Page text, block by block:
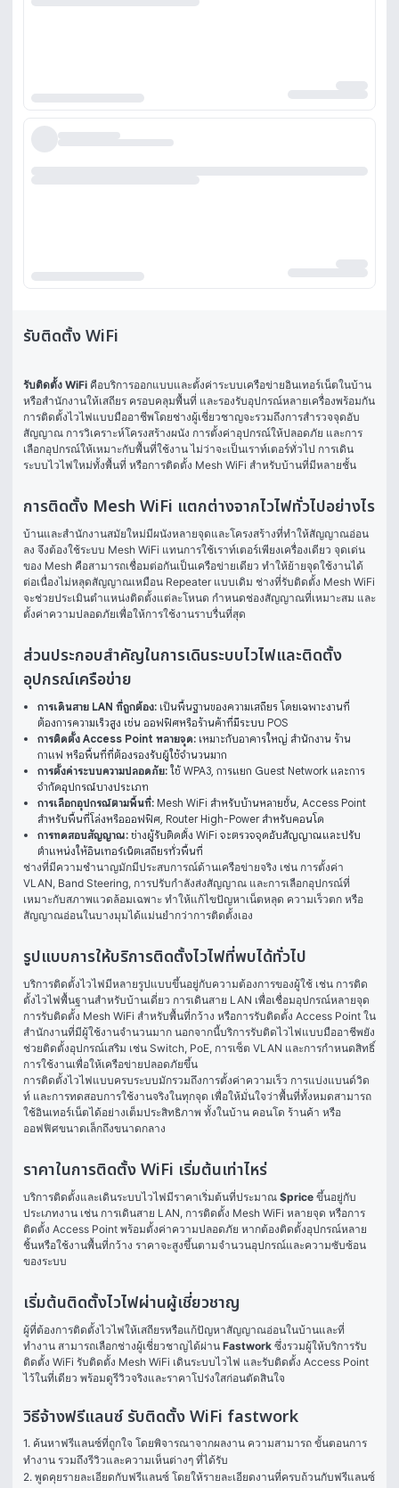
รับติดตั้ง WiFi
รับติดตั้ง WiFi คือบริการออกแบบและตั้งค่าระบบเครือข่ายอินเทอร์เน็ตในบ้าน
หรือสำนักงานให้เสถียร ครอบคลุมพื้นที่ และรองรับอุปกรณ์หลายเครื่องพร้อมกัน
การติดตั้งไวไฟแบบมืออาชีพโดยช่างผู้เชี่ยวชาญจะรวมถึงการสำรวจจุดอับ
สัญญาณ การวิเคราะห์โครงสร้างผนัง การตั้งค่าอุปกรณ์ให้ปลอดภัย และการ
เลือกอุปกรณ์ให้เหมาะกับพื้นที่ใช้งาน ไม่ว่าจะเป็นเราท์เตอร์ทั่วไป การเดิน
ระบบไวไฟใหม่ทั้งพื้นที่ หรือการติดตั้ง Mesh WiFi สำหรับบ้านที่มีหลายชั้น
การติดตั้ง Mesh WiFi แตกต่างจากไวไฟทั่วไปอย่างไร
บ้านและสำนักงานสมัยใหม่มีผนังหลายจุดและโครงสร้างที่ทำให้สัญญาณอ่อน
ลง จึงต้องใช้ระบบ Mesh WiFi แทนการใช้เราท์เตอร์เพียงเครื่องเดียว จุดเด่น
ของ Mesh คือสามารถเชื่อมต่อกันเป็นเครือข่ายเดียว ทำให้ย้ายจุดใช้งานได้
ต่อเนื่องไม่หลุดสัญญาณเหมือน Repeater แบบเดิม ช่างที่รับติดตั้ง Mesh WiFi
จะช่วยประเมินตำแหน่งติดตั้งแต่ละโหนด กำหนดช่องสัญญาณที่เหมาะสม และ
ตั้งค่าความปลอดภัยเพื่อให้การใช้งานราบรื่นที่สุด
ส่วนประกอบสำคัญในการเดินระบบไวไฟและติดตั้ง
อุปกรณ์เครือข่าย
การเดินสาย LAN ที่ถูกต้อง: เป็นพื้นฐานของความเสถียร โดยเฉพาะงานที่
ต้องการความเร็วสูง เช่น ออฟฟิศหรือร้านค้าที่มีระบบ POS
การติดตั้ง Access Point หลายจุด: เหมาะกับอาคารใหญ่ สำนักงาน ร้าน
กาแฟ หรือพื้นที่ที่ต้องรองรับผู้ใช้จำนวนมาก
การตั้งค่าระบบความปลอดภัย: ใช้ WPA3, การแยก Guest Network และการ
จำกัดอุปกรณ์บางประเภท
การเลือกอุปกรณ์ตามพื้นที่: Mesh WiFi สำหรับบ้านหลายชั้น, Access Point
สำหรับพื้นที่โล่งหรือออฟฟิศ, Router High-Power สำหรับคอนโด
การทดสอบสัญญาณ: ช่างผู้รับติดตั้ง WiFi จะตรวจจุดอับสัญญาณและปรับ
ตำแหน่งให้อินเทอร์เน็ตเสถียรทั่วพื้นที่
ช่างที่มีความชำนาญมักมีประสบการณ์ด้านเครือข่ายจริง เช่น การตั้งค่า
VLAN, Band Steering, การปรับกำลังส่งสัญญาณ และการเลือกอุปกรณ์ที่
เหมาะกับสภาพแวดล้อมเฉพาะ ทำให้แก้ไขปัญหาเน็ตหลุด ความเร็วตก หรือ
สัญญาณอ่อนในบางมุมได้แม่นยำกว่าการติดตั้งเอง
รูปแบบการให้บริการติดตั้งไวไฟที่พบได้ทั่วไป
บริการติดตั้งไวไฟมีหลายรูปแบบขึ้นอยู่กับความต้องการของผู้ใช้ เช่น การติด
ตั้งไวไฟพื้นฐานสำหรับบ้านเดี่ยว การเดินสาย LAN เพื่อเชื่อมอุปกรณ์หลายจุด
การรับติดตั้ง Mesh WiFi สำหรับพื้นที่กว้าง หรือการรับติดตั้ง Access Point ใน
สำนักงานที่มีผู้ใช้งานจำนวนมาก นอกจากนี้บริการรับติดไวไฟแบบมืออาชีพยัง
ช่วยติดตั้งอุปกรณ์เสริม เช่น Switch, PoE, การเซ็ต VLAN และการกำหนดสิทธิ์
การใช้งานเพื่อให้เครือข่ายปลอดภัยขึ้น
การติดตั้งไวไฟแบบครบระบบมักรวมถึงการตั้งค่าความเร็ว การแบ่งแบนด์วิด
ท์ และการทดสอบการใช้งานจริงในทุกจุด เพื่อให้มั่นใจว่าพื้นที่ทั้งหมดสามารถ
ใช้อินเทอร์เน็ตได้อย่างเต็มประสิทธิภาพ ทั้งในบ้าน คอนโด ร้านค้า หรือ
ออฟฟิศขนาดเล็กถึงขนาดกลาง
ราคาในการติดตั้ง WiFi เริ่มต้นเท่าไหร่
บริการติดตั้งและเดินระบบไวไฟมีราคาเริ่มต้นที่ประมาณ $price ขึ้นอยู่กับ
ประเภทงาน เช่น การเดินสาย LAN, การติดตั้ง Mesh WiFi หลายจุด หรือการ
ติดตั้ง Access Point พร้อมตั้งค่าความปลอดภัย หากต้องติดตั้งอุปกรณ์หลาย
ชิ้นหรือใช้งานพื้นที่กว้าง ราคาจะสูงขึ้นตามจำนวนอุปกรณ์และความซับซ้อน
ของระบบ
เริ่มต้นติดตั้งไวไฟผ่านผู้เชี่ยวชาญ
ผู้ที่ต้องการติดตั้งไวไฟให้เสถียรหรือแก้ปัญหาสัญญาณอ่อนในบ้านและที่
ทำงาน สามารถเลือกช่างผู้เชี่ยวชาญได้ผ่าน Fastwork ซึ่งรวมผู้ให้บริการรับ
ติดตั้ง WiFi รับติดตั้ง Mesh WiFi เดินระบบไวไฟ และรับติดตั้ง Access Point
ไว้ในที่เดียว พร้อมดูรีวิวจริงและราคาโปร่งใสก่อนตัดสินใจ
วิธีจ้างฟรีแลนซ์ รับติดตั้ง WiFi fastwork
1. ค้นหาฟรีแลนซ์ที่ถูกใจ โดยพิจารณาจากผลงาน ความสามารถ ขั้นตอนการ
ทำงาน รวมถึงรีวิวและความเห็นต่างๆ ที่ได้รับ
2. พูดคุยรายละเอียดกับฟรีแลนซ์ โดยให้รายละเอียดงานที่ครบถ้วนกับฟรีแลนซ์